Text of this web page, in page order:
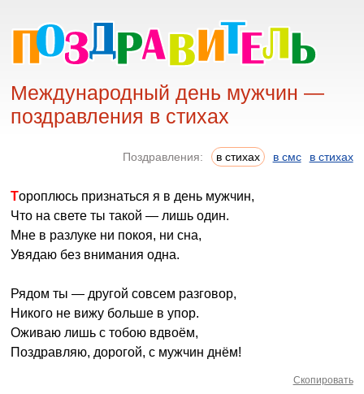
Международный день мужчин —
поздравления в стихах
Поздравления: в стихах в смс в стихах
Тороплюсь признаться я в день мужчин,
Что на свете ты такой — лишь один.
Мне в разлуке ни покоя, ни сна,
Увядаю без внимания одна.
Рядом ты — другой совсем разговор,
Никого не вижу больше в упор.
Оживаю лишь с тобою вдвоём,
Поздравляю, дорогой, с мужчин днём!
Скопировать